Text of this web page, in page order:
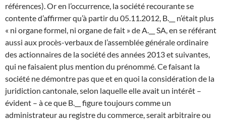
références). Or en l’occurrence, la société recourante se
contente d’affirmer qu’à partir du 05.11.2012, B.__ n’était plus
« ni organe formel, ni organe de fait » de A.__ SA, en se référant
aussi aux procès-verbaux de l’assemblée générale ordinaire
des actionnaires de la société des années 2013 et suivantes,
qui ne faisaient plus mention du prénommé. Ce faisant la
société ne démontre pas que et en quoi la considération de la
juridiction cantonale, selon laquelle elle avait un intérêt –
évident – à ce que B.__ figure toujours comme un
administrateur au registre du commerce, serait arbitraire ou